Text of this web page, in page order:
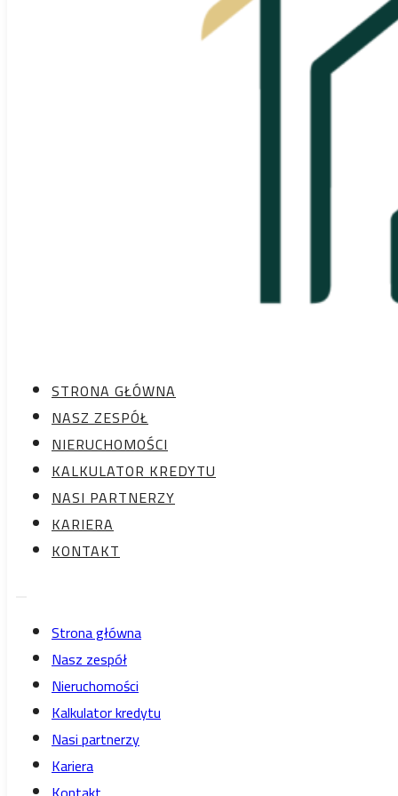
Przejdź do stopki
STRONA GŁÓWNA
NASZ ZESPÓŁ
NIERUCHOMOŚCI
KALKULATOR KREDYTU
NASI PARTNERZY
Strona główna
Nasz zespół
Nieruchomości
Kalkulator kredytu
STRONA GŁÓWNA
NASZ ZESPÓŁ
NIERUCHOMOŚCI
KALKULATOR KREDYTU
NASI PARTNERZY
KARIERA
KONTAKT
Strona główna
Nasz zespół
Nieruchomości
Kalkulator kredytu
Nasi partnerzy
Kariera